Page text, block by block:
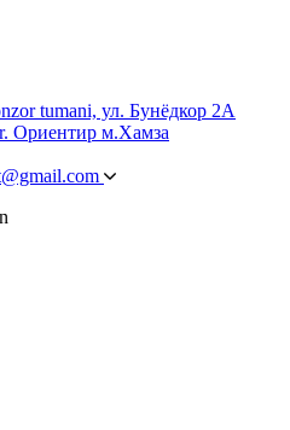
tumani, ул. Бунёдкор 2А
Ориентир м.Хамза